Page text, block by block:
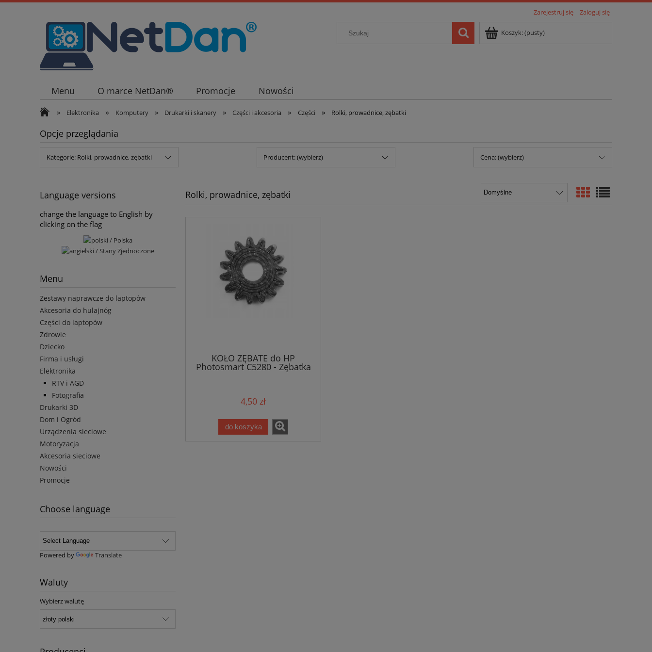
Zarejestruj się Zaloguj się
Koszyk:(pusty)
Menu O marce NetDan® Promocje Nowości
» Elektronika » Komputery » Drukarki i skanery » Części i akcesoria » Części » Rolki, prowadnice, zębatki
Opcje przeglądania
Kategorie: Rolki, prowadnice, zębatki Producent: (wybierz) Cena: (wybierz)
Language versions
change the language to English by
clicking on the flag
Menu
Zestawy naprawcze do laptopów
Akcesoria do hulajnóg
Części do laptopów
Zdrowie
Dziecko
Firma i usługi
Elektronika
RTV i AGD
Fotografia
Drukarki 3D
Dom i Ogród
Urządzenia sieciowe
Motoryzacja
Akcesoria sieciowe
Nowości
Promocje
Choose language
Powered by Translate
Waluty
Wybierz walutę
Rolki, prowadnice, zębatki
KOŁO ZĘBATE do HP
Photosmart C5280 - Zębatka
4,50 zł
do koszyka